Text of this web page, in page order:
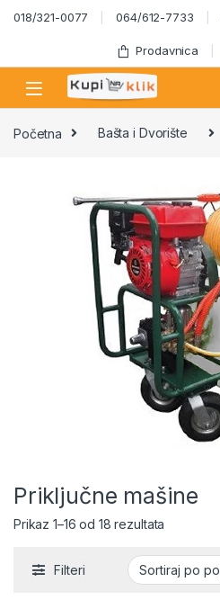
Skip to navigation
Skip to content
018/321-0077 064/612-7733
Prodavnica
Početna Bašta i Dvorište
Priključne mašine
Prikaz 1–16 od 18 rezultata
Filteri